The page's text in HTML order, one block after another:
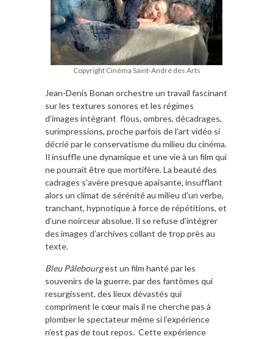
Copyright Cinéma Saint-André des Arts
Jean-Denis Bonan orchestre un travail fascinant
sur les textures sonores et les régimes
d’images intégrant flous, ombres, décadrages,
surimpressions, proche parfois de l’art vidéo si
décrié par le conservatisme du milieu du cinéma.
Il insuffle une dynamique et une vie à un film qui
ne pourrait être que mortifère. La beauté des
cadrages s’avère presque apaisante, insufflant
alors un climat de sérénité au milieu d’un verbe,
tranchant, hypnotique à force de répétitions, et
d’une noirceur absolue. Il se refuse d’intégrer
des images d’archives collant de trop près au
texte.
Bleu Pâlebourgest un film hanté par les
souvenirs de la guerre, par des fantômes qui
resurgissent, des lieux dévastés qui
compriment le cœur mais il ne cherche pas à
plomber le spectateur même si l’expérience
n’est pas de tout repos. Cette expérience